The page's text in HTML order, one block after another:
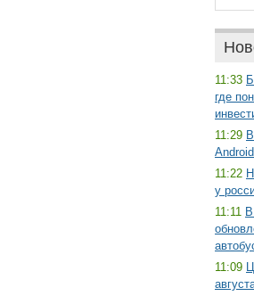
11:33
где
11:29
11:22
у
11:11
11:09